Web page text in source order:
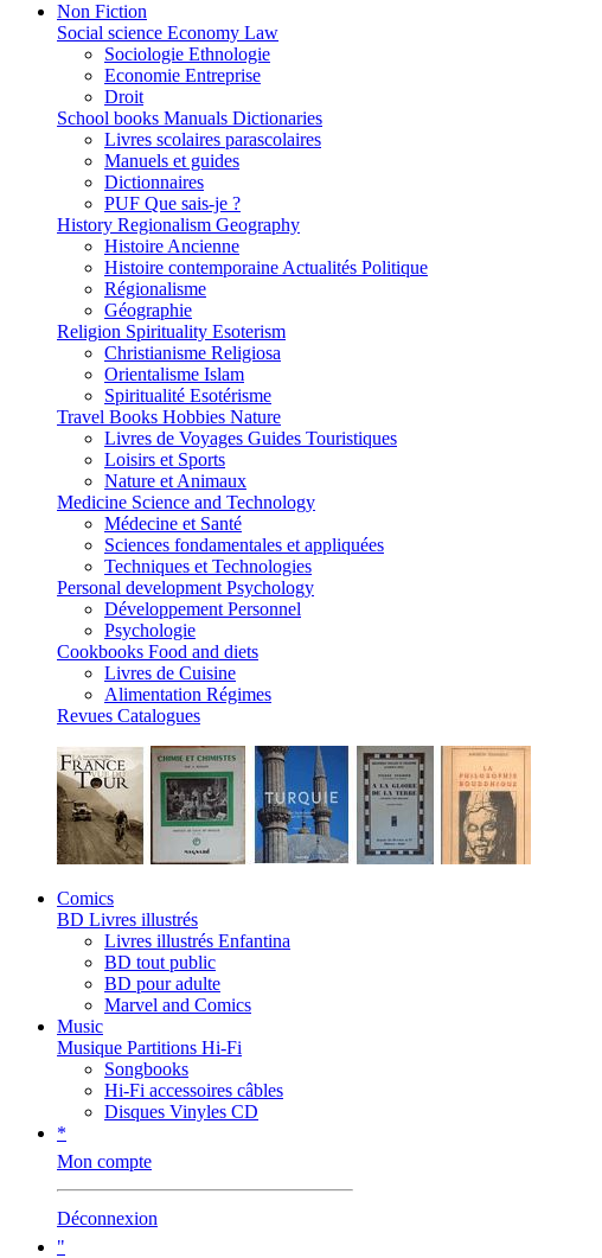
Non Fiction
Social science Economy Law
Sociologie Ethnologie
Economie Entreprise
Droit
School books Manuals Dictionaries
Livres scolaires parascolaires
Manuels et guides
Dictionnaires
PUF Que sais-je ?
History Regionalism Geography
Histoire Ancienne
Histoire contemporaine Actualités Politique
Régionalisme
Géographie
Religion Spirituality Esoterism
Christianisme Religiosa
Orientalisme Islam
Spiritualité Esotérisme
Travel Books Hobbies Nature
Livres de Voyages Guides Touristiques
Loisirs et Sports
Nature et Animaux
Medicine Science and Technology
Médecine et Santé
Sciences fondamentales et appliquées
Techniques et Technologies
Personal development Psychology
Développement Personnel
Psychologie
Cookbooks Food and diets
Livres de Cuisine
Alimentation Régimes
Revues Catalogues
Comics
BD Livres illustrés
Livres illustrés Enfantina
BD tout public
BD pour adulte
Marvel and Comics
Music
Musique Partitions Hi-Fi
Songbooks
Hi-Fi accessoires câbles
Disques Vinyles CD
*
Mon compte
Déconnexion
"